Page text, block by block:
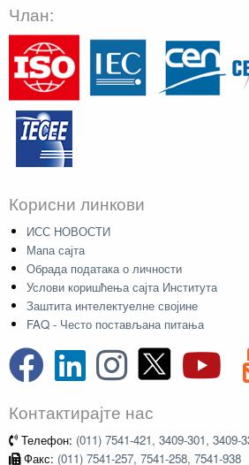
Члан:
Корисни линкови
ИСС НОВОСТИ
Мапа сајта
Обрада података о личности
Услови коришћења сајта Института
Заштита интелектуелне својине
FAQ - Често постављана питања
Контактирајте нас
Телефон: (011) 7541-421, 3409-301, 3409-
Факс: (011) 7541-257, 7541-258, 7541-938